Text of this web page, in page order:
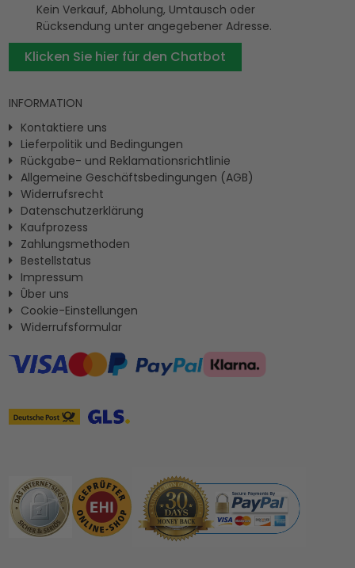
Kein Verkauf, Abholung, Umtausch oder
Rücksendung unter angegebener Adresse.
Klicken Sie hier für den Chatbot
INFORMATION
Kontaktiere uns
Lieferpolitik und Bedingungen
Rückgabe- und Reklamationsrichtlinie
Allgemeine Geschäftsbedingungen (AGB)
Widerrufsrecht
Datenschutzerklärung
Kaufprozess
Zahlungsmethoden
Bestellstatus
Impressum
Ûber uns
Cookie-Einstellungen
Widerrufsformular